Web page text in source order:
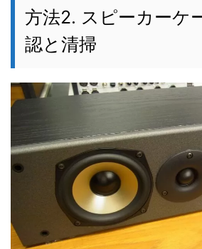
方法2. スピーカーケ
認と清掃